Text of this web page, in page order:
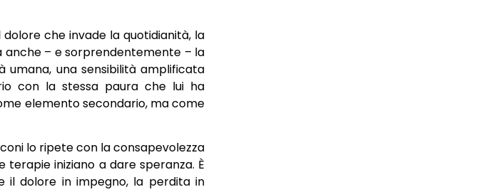
che invade la quotidianità, la
anche – e sorprendentemente – la
umana, una sensibilità amplificata
con la stessa paura che lui ha
elemento secondario, ma come
lo ripete con la consapevolezza
iniziano a dare speranza. È
il dolore in impegno, la perdita in